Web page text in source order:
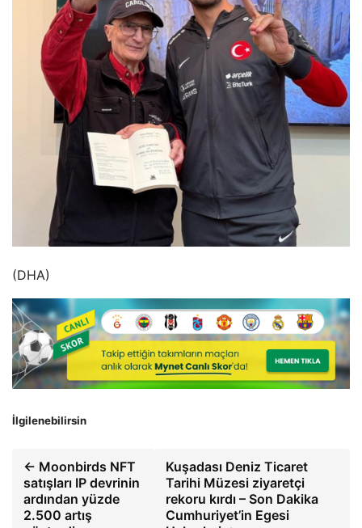
(DHA)
İlgilenebilirsin
← Moonbirds NFT
satışları IP devrinin
ardından yüzde
2.500 artış
Kuşadası Deniz Ticaret
Tarihi Müzesi ziyaretçi
rekoru kırdı – Son Dakika
Cumhuriyet’in Egesi